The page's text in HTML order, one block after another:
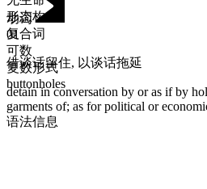
形态构成
复合词
可数
复数形式
buttonholes
动词
01
借谈话留住, 以谈话拖延
detain in conversation by or as if by
garments of; as for political or
语法信息